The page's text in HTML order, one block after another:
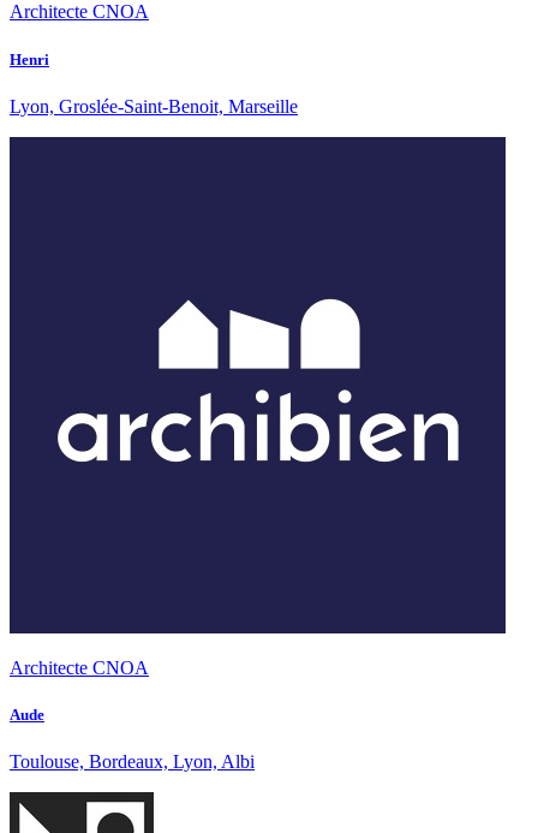
Architecte CNOA
Henri
Lyon, Groslée-Saint-Benoit, Marseille
Architecte CNOA
Aude
Toulouse, Bordeaux, Lyon, Albi